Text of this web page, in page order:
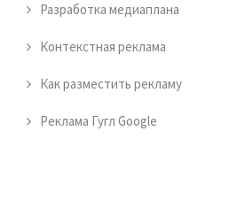
Разработка медиаплана
Контекстная реклама
Как разместить рекламу
Реклама Гугл Google